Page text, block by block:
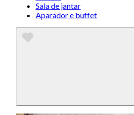
Sala de jantar
Aparador e buffet